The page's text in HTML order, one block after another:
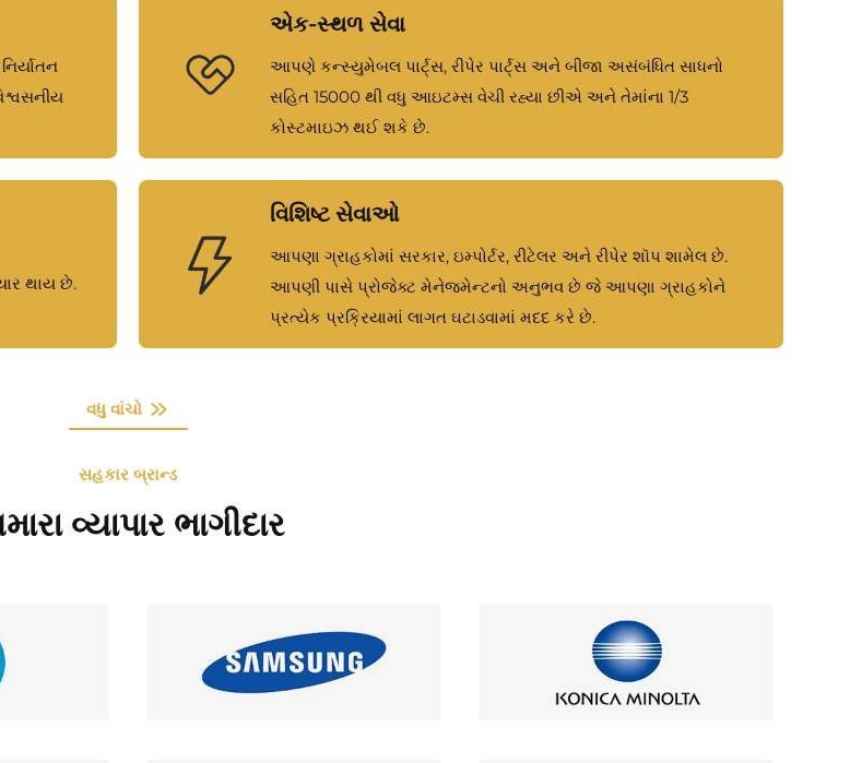
એક-સ્થળ સેવા
આપણે કન્સ્યુમેબલ પાર્ટ્સ, રીપેર પાર્ટ્સ અને બીજા અસંબંધિત સાધનો
સહિત 15000 થી વધુ આઇટમ્સ વેચી રહ્યા છીએ અને તેમાંના 1/3
કોસ્ટમાઇઝ થઈ શકે છે.
થાય છે.
વિશિષ્ટ સેવાઓ
આપણા ગ્રાહકોમાં સરકાર, ઇમ્પોર્ટર, રીટેલર અને રીપેર શૉપ શામેલ છે.
આપણી પાસે પ્રોજેક્ટ મેનેજમેન્ટનો અનુભવ છે જે આપણા ગ્રાહકોને
પ્રત્યેક પ્રક્રિયામાં લાગત ઘટાડવામાં મદદ કરે છે.
વધુ વાંચો
સહકાર બ્રાન્ડ
વ્યાપાર ભાગીદાર